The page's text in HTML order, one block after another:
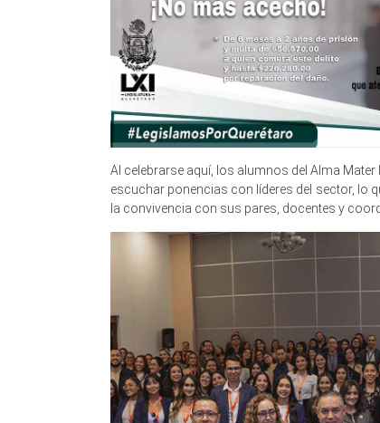
Al celebrarse aquí, los alumnos del Alma
escuchar ponencias con líderes del sector, lo
la convivencia con sus pares, docentes y